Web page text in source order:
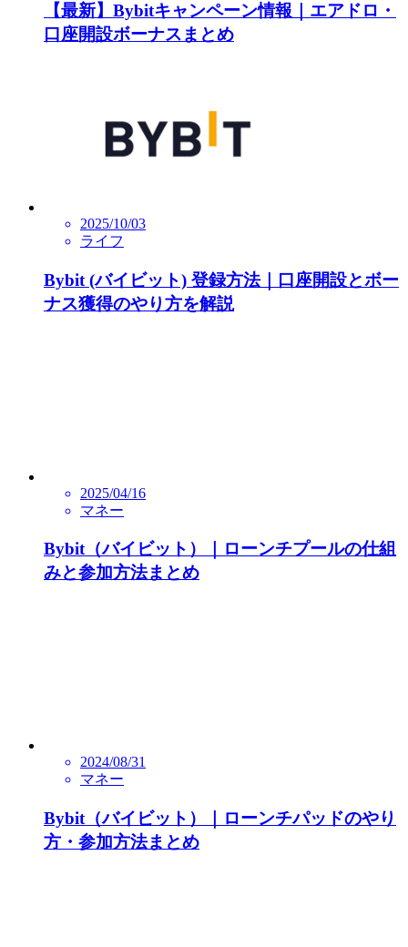
【最新】Bybitキャンペーン情報｜エアドロ・
口座開設ボーナスまとめ
2025/10/03
ライフ
Bybit (バイビット) 登録方法｜口座開設とボー
ナス獲得のやり方を解説
2025/04/16
マネー
Bybit（バイビット）｜ローンチプールの仕組
みと参加方法まとめ
2024/08/31
マネー
Bybit（バイビット）｜ローンチパッドのやり
方・参加方法まとめ